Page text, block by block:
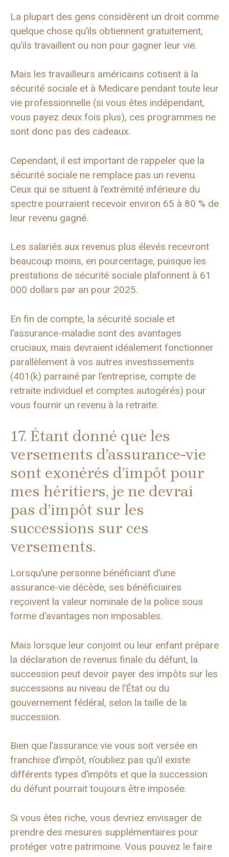
La plupart des gens considèrent un droit comme
quelque chose qu’ils obtiennent gratuitement,
qu’ils travaillent ou non pour gagner leur vie.
Mais les travailleurs américains cotisent à la
sécurité sociale et à Medicare pendant toute leur
vie professionnelle (si vous êtes indépendant,
vous payez deux fois plus), ces programmes ne
sont donc pas des cadeaux.
Cependant, il est important de rappeler que la
sécurité sociale ne remplace pas un revenu.
Ceux qui se situent à l’extrémité inférieure du
spectre pourraient recevoir environ 65 à 80 % de
leur revenu gagné.
Les salariés aux revenus plus élevés recevront
beaucoup moins, en pourcentage, puisque les
prestations de sécurité sociale plafonnent à 61
000 dollars par an pour 2025.
En fin de compte, la sécurité sociale et
l’assurance-maladie sont des avantages
cruciaux, mais devraient idéalement fonctionner
parallèlement à vos autres investissements
(401(k) parrainé par l’entreprise, compte de
retraite individuel et comptes autogérés) pour
vous fournir un revenu à la retraite.
17. Étant donné que les
versements d’assurance-vie
sont exonérés d’impôt pour
mes héritiers, je ne devrai
pas d’impôt sur les
successions sur ces
versements.
Lorsqu’une personne bénéficiant d’une
assurance-vie décède, ses bénéficiaires
reçoivent la valeur nominale de la police sous
forme d’avantages non imposables.
Mais lorsque leur conjoint ou leur enfant prépare
la déclaration de revenus finale du défunt, la
succession peut devoir payer des impôts sur les
successions au niveau de l’État ou du
gouvernement fédéral, selon la taille de la
succession.
Bien que l’assurance vie vous soit versée en
franchise d’impôt, n’oubliez pas qu’il existe
différents types d’impôts et que la succession
du défunt pourrait toujours être imposée.
Si vous êtes riche, vous devriez envisager de
prendre des mesures supplémentaires pour
protéger votre patrimoine. Vous pouvez le faire